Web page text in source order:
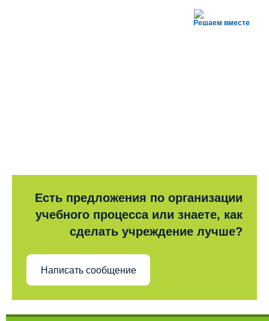
Решаем вместе
Есть предложения по организации
учебного процесса или знаете, как
сделать учреждение лучше?
Написать сообщение